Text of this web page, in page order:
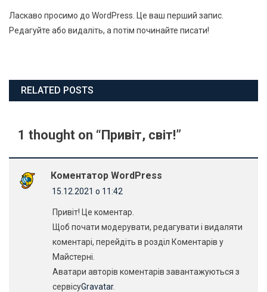
Світ!
Ласкаво просимо до WordPress. Це ваш перший запис.
Редагуйте або видаліть, а потім починайте писати!
RELATED POSTS
1 thought on “Привіт, світ!”
Коментатор WordPress
15.12.2021 о 11:42
Привіт! Це коментар.
Щоб почати модерувати, редагувати і видаляти
коментарі, перейдіть в розділ Коментарів у
Майстерні.
Аватари авторів коментарів завантажуються з
сервісуGravatar.